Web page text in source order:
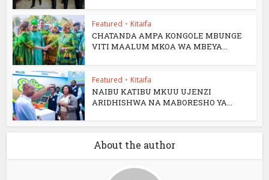
Featured • Kitaifa
CHATANDA AMPA KONGOLE MBUNGE
VITI MAALUM MKOA WA MBEYA...
Featured • Kitaifa
NAIBU KATIBU MKUU UJENZI
ARIDHISHWA NA MABORESHO YA...
About the author